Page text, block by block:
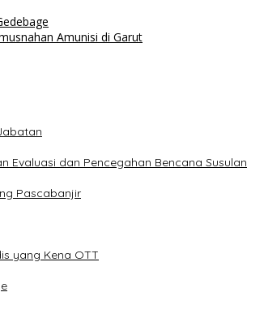
Amunisi di Garut
Evaluasi dan Pencegahan Bencana Susulan
Pascabanjir
yang Kena OTT